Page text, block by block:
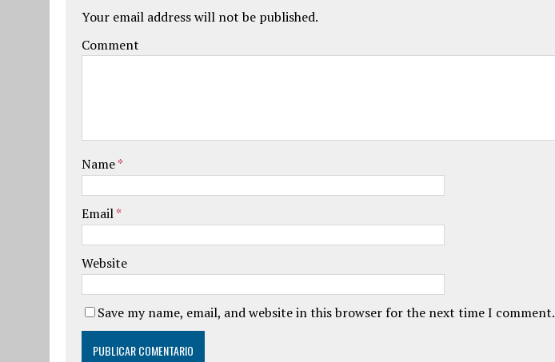
Your email address will not be published.
Comment
Name*
Email*
Website
Save my name, email, and website in this browser for the next time I comment.